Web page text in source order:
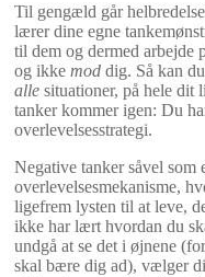
Til gengæld går
lærer dine egne
til dem og dermed arbejde
og ikke mod dig. Så kan
alle situationer, på hele dit
tanker kommer igen: Du
overlevelsesstrategi.
Negative tanker såvel som
overlevelsesmekanisme,
ligefrem lysten til at leve,
ikke har lært hvordan du
undgå at se det i øjnene
skal bære dig ad), vælger